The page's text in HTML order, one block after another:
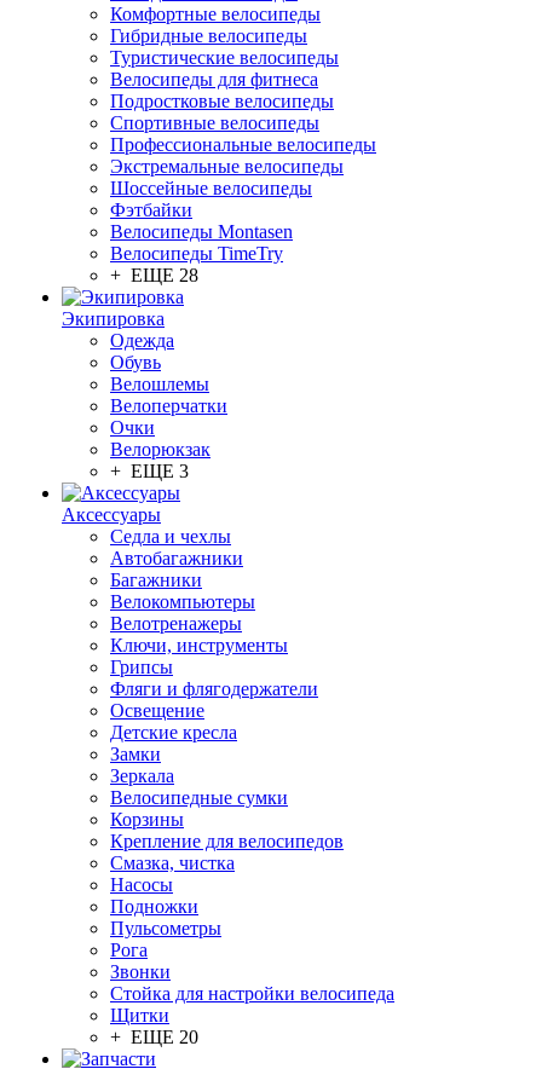
Комфортные велосипеды
Гибридные велосипеды
Туристические велосипеды
Велосипеды для фитнеса
Подростковые велосипеды
Спортивные велосипеды
Профессиональные велосипеды
Экстремальные велосипеды
Шоссейные велосипеды
Фэтбайки
Велосипеды Montasen
Велосипеды TimeTry
+ ЕЩЕ 28
Экипировка
Одежда
Обувь
Велошлемы
Велоперчатки
Очки
Велорюкзак
+ ЕЩЕ 3
Аксессуары
Седла и чехлы
Автобагажники
Багажники
Велокомпьютеры
Велотренажеры
Ключи, инструменты
Грипсы
Фляги и флягодержатели
Освещение
Детские кресла
Замки
Зеркала
Велосипедные сумки
Корзины
Крепление для велосипедов
Смазка, чистка
Насосы
Подножки
Пульсометры
Рога
Звонки
Стойка для настройки велосипеда
Щитки
+ ЕЩЕ 20